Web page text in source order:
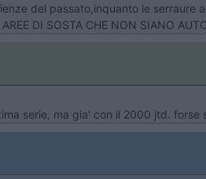
del passato,inquanto le serraure
DI SOSTA CHE NON SIANO
serie, ma gia' con il 2000 jtd. forse